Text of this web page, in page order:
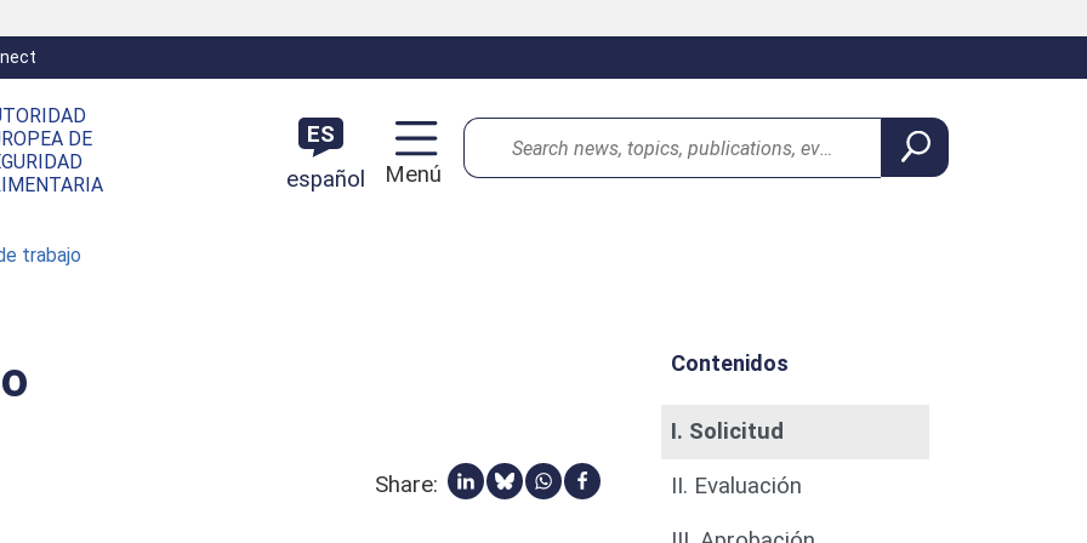
DE
ES
español
Menú
Search
trabajo
Share: Compartir a través de linkedin
Share via Bluesky
Share via Whatsapp
Compartir a través de facebook
Contenidos
I. Solicitud
II. Evaluación